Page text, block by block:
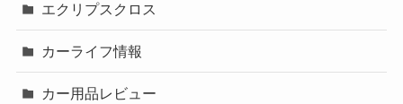
エクリプスクロス
カーライフ情報
カー用品レビュー